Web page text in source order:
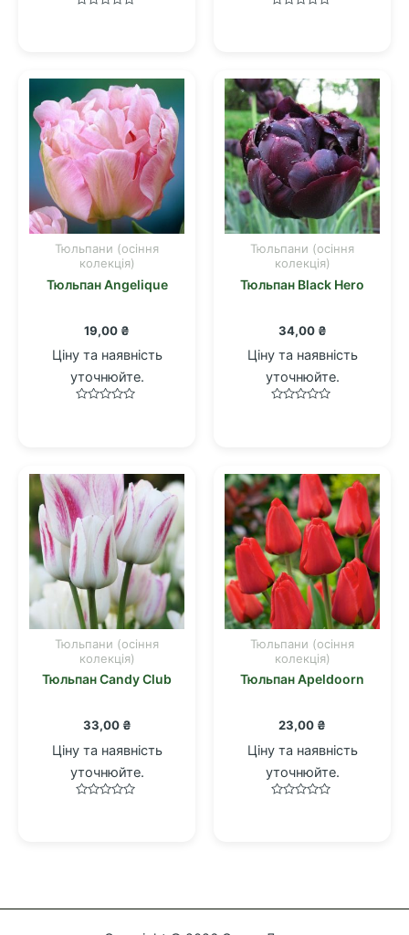
Тюльпани (осіння
колекція)
Тюльпан Angelique
19,00 ₴
Ціну та наявність
уточнюйте.
Тюльпани (осіння
колекція)
Тюльпан Black Hero
34,00 ₴
Ціну та наявність
уточнюйте.
Тюльпани (осіння
колекція)
Тюльпан Candy Club
33,00 ₴
Ціну та наявність
уточнюйте.
Тюльпани (осіння
колекція)
Тюльпан Apeldoorn
23,00 ₴
Ціну та наявність
уточнюйте.